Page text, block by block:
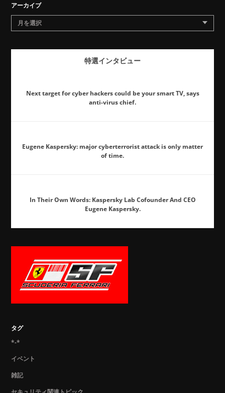
アーカイブ
月を選択
特選インタビュー
Next target for cyber hackers could be your smart TV, says
anti-virus chief.
Eugene Kaspersky: major cyberterrorist attack is only matter
of time.
In Their Own Words: Kaspersky Lab Cofounder And CEO
Eugene Kaspersky.
タグ
*-*
イベント
雑記